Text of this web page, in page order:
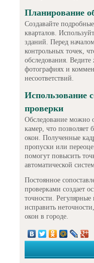
Планирование
Создавайте
кварталов.
зданий. Перед
контрольных точек,
обследования.
фотографиях и
несоответствий.
Использование
проверки
Обследование можно
камер, что позволяет
окон. Полученные
пропуски или
помогут повысить
автоматической
Постоянное
проверками создает
точности.
исправить
окон в городе.